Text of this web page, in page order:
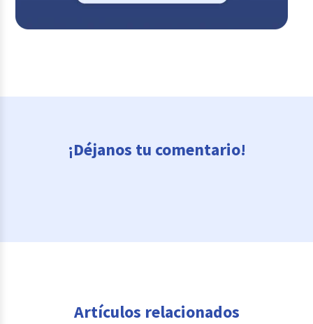
¡Déjanos tu comentario!
Artículos relacionados